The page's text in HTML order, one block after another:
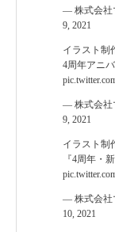
— 株式会社
9, 2021
イラスト制
4周年アニ
— 株式会社
9, 2021
イラスト制
『4周年・
— 株式会社
10, 2021